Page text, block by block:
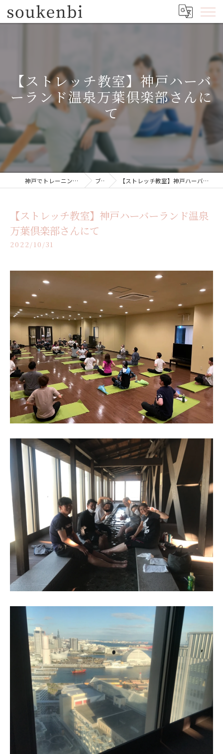
【ストレッチ教室】神戸ハーバ
ーランド温泉万葉倶楽部さんに
て
神戸でトレーニングジムならsoukenbi ブログ 【ストレッチ教室】神戸ハーバーランド温泉万葉倶楽部さんにて
【ストレッチ教室】神戸ハーバーランド温泉
万葉倶楽部さんにて
2022/10/31